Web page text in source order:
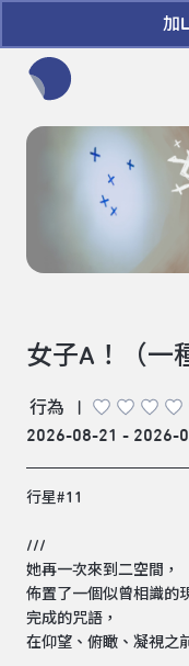
加
女子A！（一
行為
|
2026-08-21 - 2026-
行星#11
///
她再一次來到二空間，
佈置了一個似曾相識的
完成的咒語，
在仰望、俯瞰、凝視之